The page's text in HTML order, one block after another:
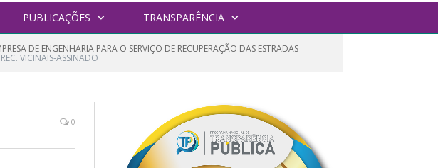
PUBLICAÇÕES TRANSPARÊNCIA
DE ENGENHARIA PARA O SERVIÇO DE RECUPERAÇÃO DAS ESTRADAS
VICINAIS-ASSINADO
0